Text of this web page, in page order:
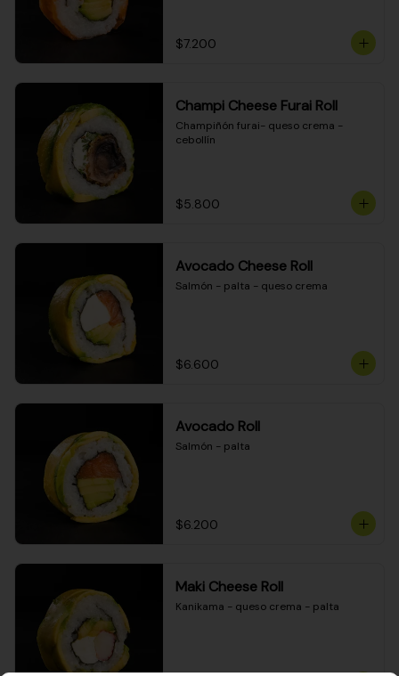
$7.200
Champi Cheese Furai Roll
Champiñón furai- queso crema -
cebollín
$5.800
Avocado Cheese Roll
Salmón - palta - queso crema
$6.600
Avocado Roll
Salmón - palta
$6.200
Maki Cheese Roll
Kanikama - queso crema - palta